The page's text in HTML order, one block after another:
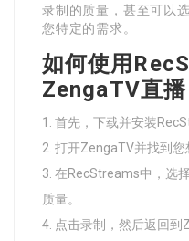
录制的质量，甚至可以
您特定的需求。
如何使用
ZengaTV直播
首先，下载并安装
打开ZengaTV并找到您
在RecStreams中，选
质量。
点击录制，然后返回到